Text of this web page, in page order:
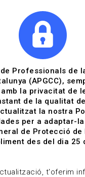
dia?
al
Professionals de
(APGCC),
la privacitat de
de la qualitat
la nostra
per a adaptar-
de Protecció de
des del dia 25
t'oferim